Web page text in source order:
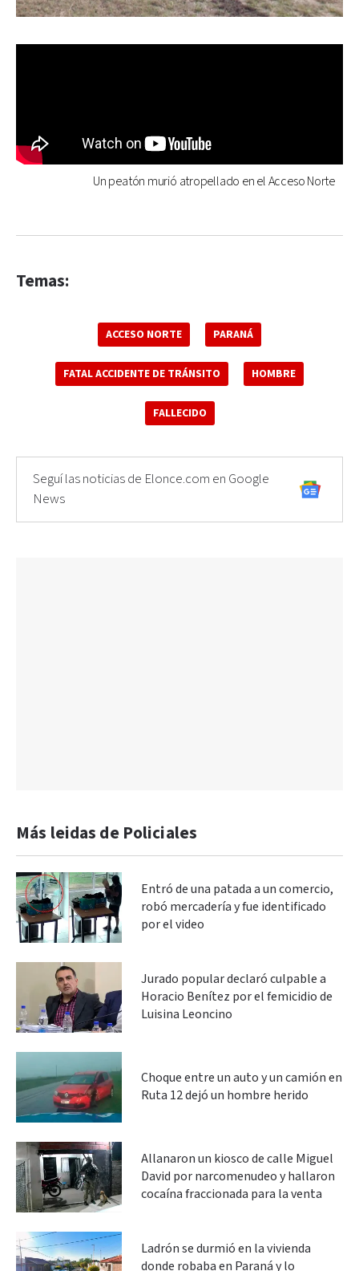
Un peatón murió atropellado en el Acceso Norte
Temas:
ACCESO NORTE PARANÁ
FATAL ACCIDENTE DE TRÁNSITO HOMBRE
FALLECIDO
Seguí las noticias de Elonce.com en Google
News
Más leidas de Policiales
Entró de una patada a un comercio,
robó mercadería y fue identificado
por el video
Jurado popular declaró culpable a
Horacio Benítez por el femicidio de
Luisina Leoncino
Choque entre un auto y un camión en
Ruta 12 dejó un hombre herido
Allanaron un kiosco de calle Miguel
David por narcomenudeo y hallaron
cocaína fraccionada para la venta
Ladrón se durmió en la vivienda
donde robaba en Paraná y lo